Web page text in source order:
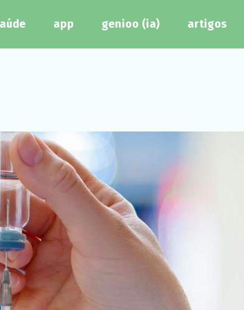
app genioo (ia) artigos